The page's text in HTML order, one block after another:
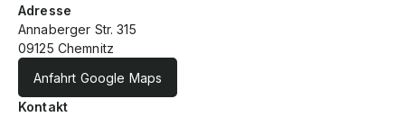
Adresse
Annaberger Str. 315
09125 Chemnitz
Anfahrt Google Maps
Kontakt